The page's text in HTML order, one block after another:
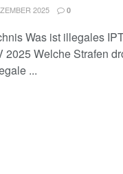
2025 0
Was ist illegales
2025 Welche Strafen
...